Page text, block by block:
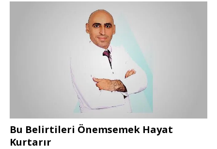
Bu Belirtileri Önemsemek Hayat
Kurtarır